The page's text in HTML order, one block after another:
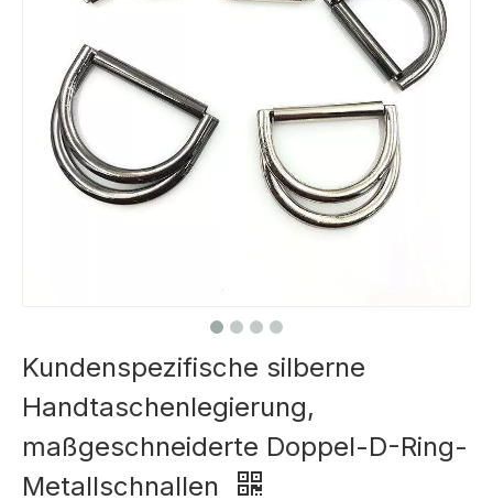
Kundenspezifische silberne
Handtaschenlegierung,
maßgeschneiderte Doppel-D-Ring-
Metallschnallen